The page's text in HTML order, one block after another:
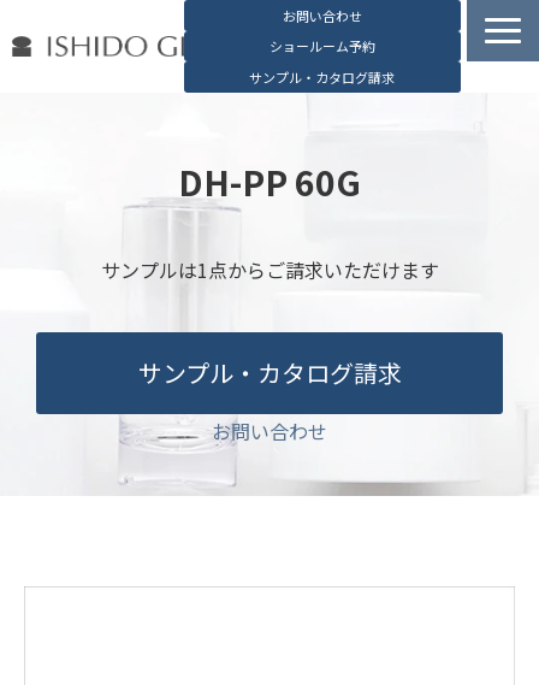
お問い合わせ
ショールーム予約
サンプル・カタログ請求
石堂硝子の特長
お役立ち資料
ブログ
会社概要
English
DH-PP 60G
サンプルは1点からご請求いただけます
サンプル・カタログ請求
お問い合わせ